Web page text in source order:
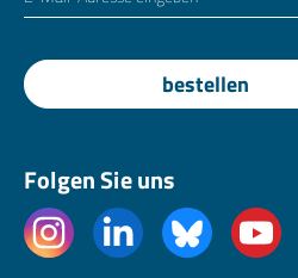
bestellen
Folgen Sie uns